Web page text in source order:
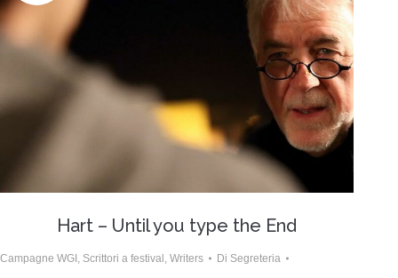
Hart – Until you type the End
Campagne WGI , Scrittori a festival , Writers Di Segreteria